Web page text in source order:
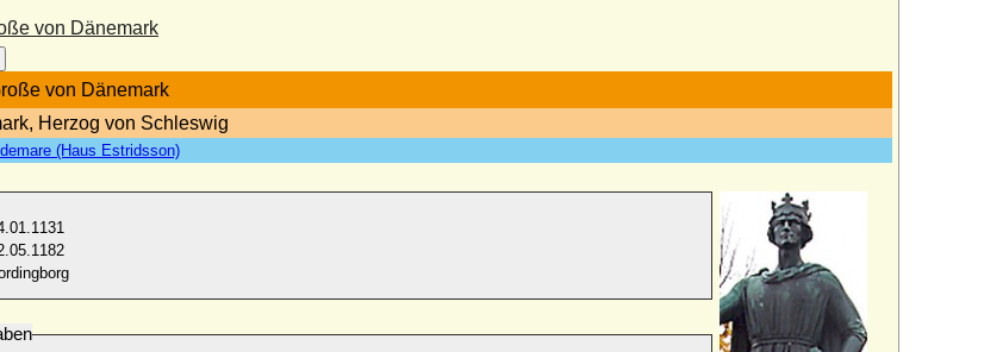
von Dänemark
von Dänemark
Herzog von Schleswig
(Haus Estridsson)